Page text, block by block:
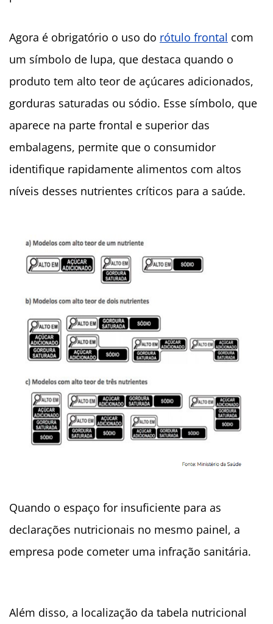
Agora é obrigatório o uso do rótulo frontal com
um símbolo de lupa, que destaca quando o
produto tem alto teor de açúcares adicionados,
gorduras saturadas ou sódio. Esse símbolo, que
aparece na parte frontal e superior das
embalagens, permite que o consumidor
identifique rapidamente alimentos com altos
níveis desses nutrientes críticos para a saúde.
Quando o espaço for insuficiente para as
declarações nutricionais no mesmo painel, a
empresa pode cometer uma infração sanitária.
Além disso, a localização da tabela nutricional